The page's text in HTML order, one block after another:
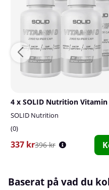
SOLID Nutrition
0
337 kr396 kr
Baserat på vad du